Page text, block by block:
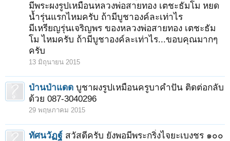
มีพระผงรูปเหมือนหลวงพ่อสายทอง เตชะธัมโม หยด
น้ำรุ่นแรกไหมครับ ถ้ามีบูชาองค์ละเท่าไร
มีเหรียญรุ่นเจริญพร ของหลวงพ่อสายทอง เตชะธัม
โม ไหมครับ ถ้ามีบูชาองค์ละเท่าไร...ขอบคุณมากๆ
ครับ
13 มิถุนายน 2015
ป่านป่าแดด บูชาผงรูปเหมือนครูบาคำปัน ติดต่อกลับ
ด้วย 087-3040296
29 พฤษภาคม 2015
ทัศนวัฏฐ์ สวัสดีครับ ยังพอมีพระกริ่งไจยะเบงชร ๑๐๐